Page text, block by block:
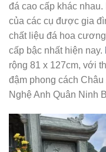
đá cao cấp khác
của các cụ được gia
chất liệu đá hoa
cấp bậc nhất hiện nay.
rộng 81 x 127cm, với
đậm phong cách
Nghệ Anh Quân Ninh